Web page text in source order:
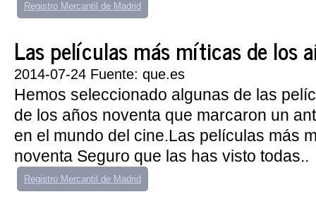
Registro Mercantil de Madrid
Las películas más míticas de los
2014-07-24 Fuente: que.es
Hemos seleccionado algunas de las
de los años noventa que marcaron un
en el mundo del cine.Las películas más
noventa Seguro que las has visto todas..
Registro Mercantil de Madrid